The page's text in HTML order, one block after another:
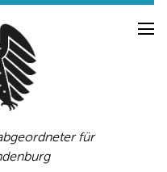
für